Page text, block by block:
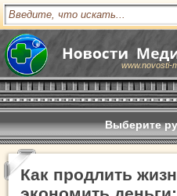
www.novosti-
Выберите
Как продлить